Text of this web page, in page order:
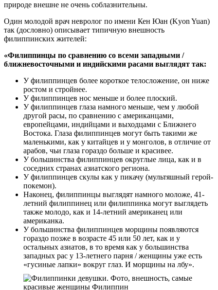
природе внешне не очень соблазнительны.
Один молодой врач невролог по имени Кен Юан (Kyon Yuan)
так (дословно) описывает типичную внешность
филиппинских жителей:
«Филиппинцы по сравнению со всеми западными /
ближневосточными и индийскими расами выглядят так:
У филиппинцев более короткое телосложение, он ниже
ростом и стройнее.
У филиппинцев нос меньше и более плоский.
У филиппинцев глаза намного меньше, чем у любой
другой расы, по сравнению с американцами,
европейцами, индийцами и выходцами с Ближнего
Востока. Глаза филиппинцев могут быть такими же
маленькими, как у китайцев и у монголов, в отличие от
арабов, чьи глаза гораздо больше и красивее.
У большинства филиппинцев округлые лица, как и в
соседних странах азиатского региона.
У филиппинцев скулы как у пикачу (мультяшный герой-
покемон).
Наконец, филиппинцы выглядят намного моложе, 41-
летний филиппинец или филиппинка могут выглядеть
также молодо, как и 14-летний американец или
американка.
У большинства филиппинцев морщины появляются
гораздо позже в возрасте 45 или 50 лет, как и у
остальных азиатов, в то время как у большинства
западных рас у 13-летнего парня / женщины уже есть
«гусиные лапки» вокруг глаз. И морщины на лбу».